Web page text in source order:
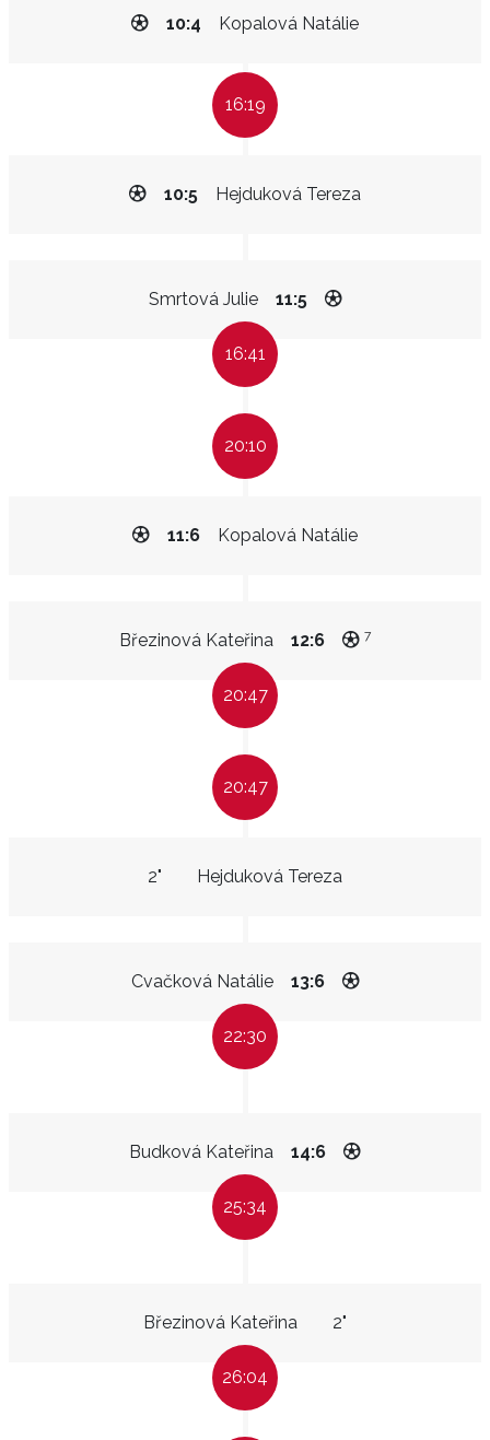
Kopalová Natálie
10:4
16:19
Hejduková Tereza
10:5
Smrtová Julie 11:5
16:41
20:10
Kopalová Natálie
11:6
Březinová Kateřina 12:6 7
20:47
20:47
Hejduková Tereza
2"
Cvačková Natálie 13:6
22:30
Budková Kateřina 14:6
25:34
Březinová Kateřina 2"
26:04